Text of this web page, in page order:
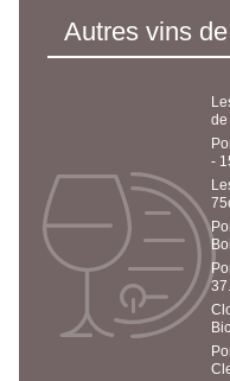
Autres vins
de
-